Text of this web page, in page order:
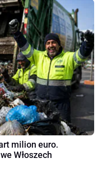
milion euro.
Włoszech